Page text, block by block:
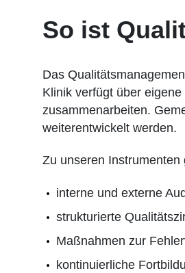
So ist
Das
Klinik verfügt über
zusammenarbeiten.
weiterentwickelt werden.
Zu unseren
interne und externe
strukturierte
Maßnahmen zur
kontinuierliche